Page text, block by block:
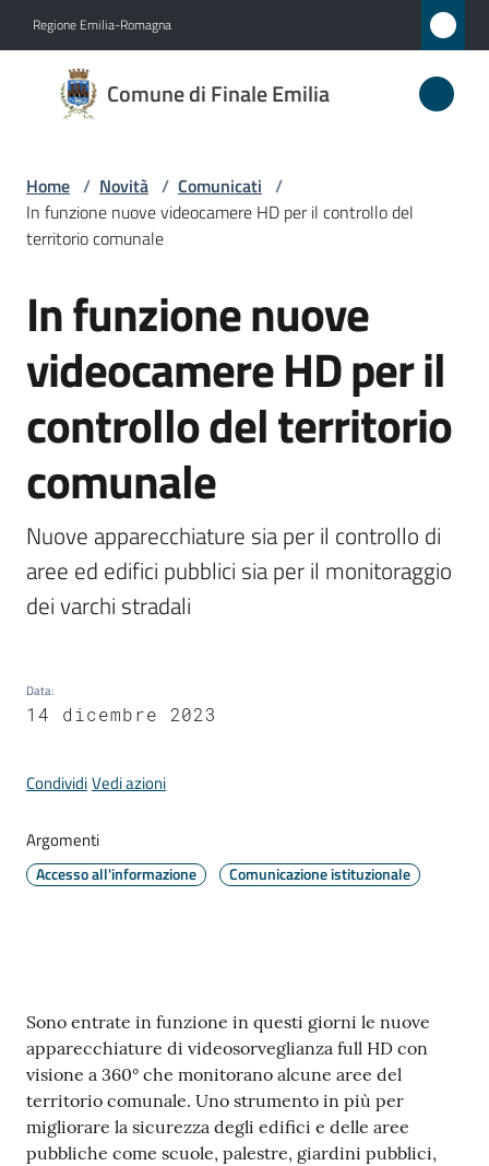
Regione Emilia-Romagna
Comune di Finale Emilia
Comune
di
Emilia
Novità
Menu selezionato
Servizi
Vivere
il
Comune
A
l
r
t
e
o
Sportello
telematico
SUE
Home / Novità / Comunicati /
In funzione nuove videocamere HD per il controllo del
territorio comunale
Salta al contenuto
In funzione nuove
videocamere HD per il
controllo del territorio
comunale
Nuove apparecchiature sia per il controllo di
aree ed edifici pubblici sia per il monitoraggio
dei varchi stradali
Data:
14 dicembre 2023
CondividiVedi azioni
Argomenti
Accesso all'informazione Comunicazione istituzionale
Contenuto
Sono entrate in funzione in questi giorni le nuove
apparecchiature di videosorveglianza full HD con
visione a 360° che monitorano alcune aree del
territorio comunale. Uno strumento in più per
migliorare la sicurezza degli edifici e delle aree
pubbliche come scuole, palestre, giardini pubblici,